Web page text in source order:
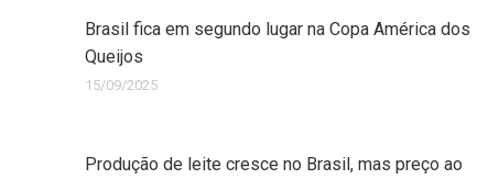
Brasil fica em segundo lugar na Copa América dos
Queijos
15/09/2025
Produção de leite cresce no Brasil, mas preço ao